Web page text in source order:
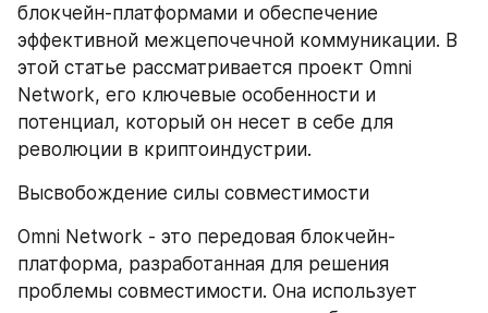
блокчейн-платформами и обеспечение
эффективной межцепочечной коммуникации. В
этой статье рассматривается проект Omni
Network, его ключевые особенности и
потенциал, который он несет в себе для
революции в криптоиндустрии.
Высвобождение силы совместимости
Omni Network - это передовая блокчейн-
платформа, разработанная для решения
проблемы совместимости. Она использует